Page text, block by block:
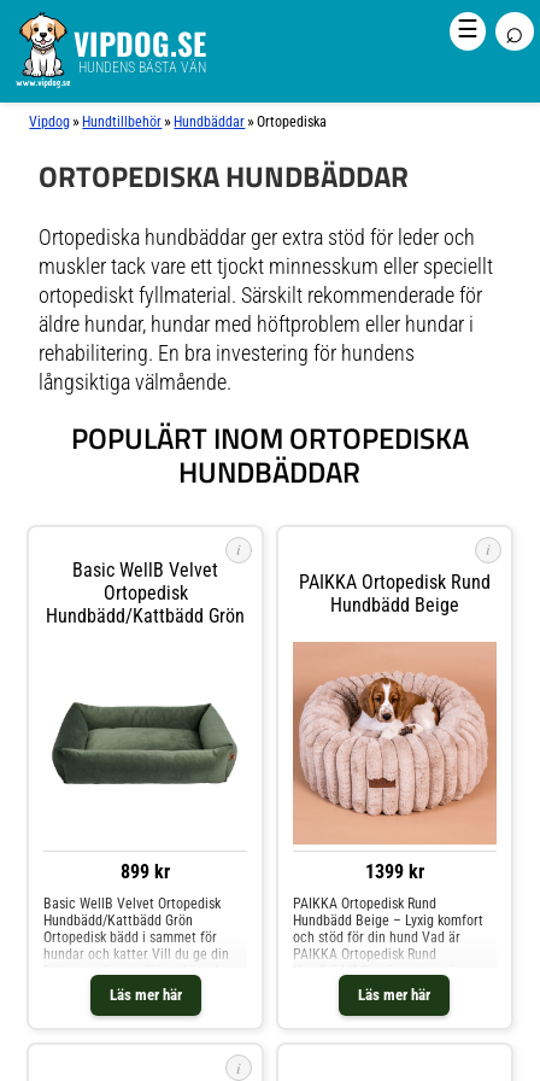
VIPDOG.SE
HUNDENS BÄSTA VÄN
☰ ⌕
Vipdog » Hundtillbehör » Hundbäddar »Ortopediska
ORTOPEDISKA HUNDBÄDDAR
Ortopediska hundbäddar ger extra stöd för leder och
muskler tack vare ett tjockt minnesskum eller speciellt
ortopediskt fyllmaterial. Särskilt rekommenderade för
äldre hundar, hundar med höftproblem eller hundar i
rehabilitering. En bra investering för hundens
långsiktiga välmående.
POPULÄRT INOM ORTOPEDISKA
HUNDBÄDDAR
i
Basic WellB Velvet
Ortopedisk
Hundbädd/Kattbädd Grön
899 kr
Läs mer här
Basic WellB Velvet Ortopedisk
Hundbädd/Kattbädd Grön
Ortopedisk bädd i sammet för
hundar och katter Vill du ge din
fyrbenta vän en riktigt skön plats
att vila på? Då är denna
ortopediska bädd från Basic WellB
ett utmärkt val. Den kombinerar
i
PAIKKA Ortopedisk Rund
Hundbädd Beige
1399 kr
Läs mer här
PAIKKA Ortopedisk Rund
Hundbädd Beige – Lyxig komfort
och stöd för din hund Vad är
PAIKKA Ortopedisk Rund
Hundbädd? Det är en premium
hundbädd med ortopedisk design
som ger optimalt stöd för leder
och ryggrad. Den runda formen
i